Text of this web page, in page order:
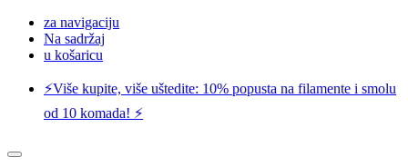
za navigaciju
Na sadržaj
u košaricu
⚡️Više kupite, više uštedite: 10% popusta na filamente i smolu
od 10 komada! ⚡️